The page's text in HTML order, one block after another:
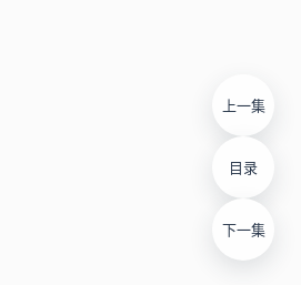
上一集
目录
下一集